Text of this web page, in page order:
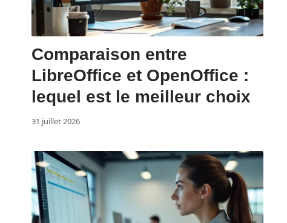
Comparaison entre
LibreOffice et OpenOffice :
lequel est le meilleur choix
31 juillet 2026